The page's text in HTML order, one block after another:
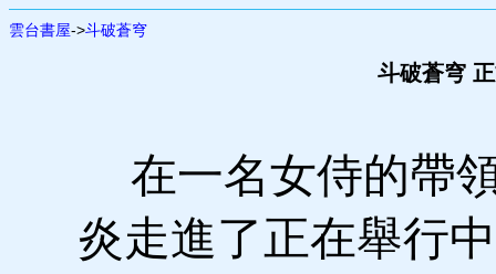
雲台書屋->斗破蒼穹
斗破蒼穹
在一名女侍的帶
炎走進了正在舉行